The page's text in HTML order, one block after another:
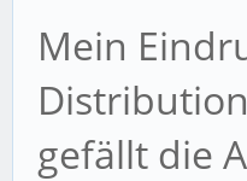
Mein
gefällt die